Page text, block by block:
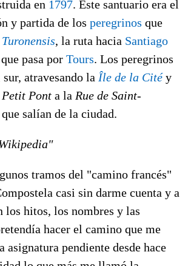
en 1797. Este santuario era el
y partida de los peregrinos que
, la ruta hacia Santiago
que pasa por Tours. Los peregrinos
atravesando la Île de la Citéy
Petit Pont a la Rue de Saint-
salían de la ciudad.
tramos del "camino francés"
casi sin darme cuenta y a
los hitos, los nombres y las
hacer el camino que me
asignatura pendiente desde hace